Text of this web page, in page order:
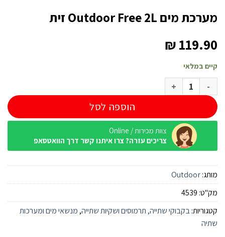
מערכת מים Outdoor Free 2L זית
₪119.90
קיים במלאי
כמות של מערכת מים Outdoor Free 2L זית
הוספה לסל
צוות מכירות / Online
צריכים עזרה? צרו איתנו קשר דרך הוואטסאפ
מותג:Outdoor
מק"ט: 4539
קטגוריות:בקבוקי שתייה, תרמוסים ושקיות שתייה, מנשאי מים ומערכות
שתיה